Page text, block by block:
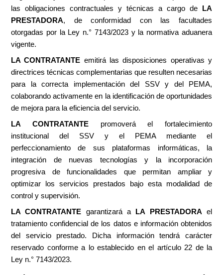
las obligaciones contractuales y técnicas a cargo de
LA
PRESTADORA, de conformidad con las facultades
otorgadas por la Ley n.° 7143/2023 y la normativa aduanera
vigente.
LA CONTRATANTE emitirá las disposiciones operativas y
directrices técnicas complementarias que resulten necesarias
para la correcta implementación del SSV y del PEMA,
colaborando activamente en la identificación de oportunidades
de mejora para la eficiencia del servicio.
LA CONTRATANTEpromoverá el fortalecimiento
institucional del SSV y el PEMA mediante el
perfeccionamiento de sus plataformas informáticas, la
integración de nuevas tecnologías y la incorporación
progresiva de funcionalidades que permitan ampliar y
optimizar los servicios prestados bajo esta modalidad de
control y supervisión.
LA CONTRATANTE garantizará a LA PRESTADORA el
tratamiento confidencial de los datos e información obtenidos
del servicio prestado. Dicha información tendrá carácter
reservado conforme a lo establecido en el artículo 22 de la
Ley n.° 7143/2023.